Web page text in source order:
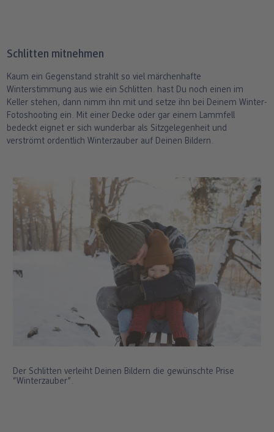
Schlitten mitnehmen
Kaum ein Gegenstand strahlt so viel märchenhafte
Winterstimmung aus wie ein Schlitten. hast Du noch einen im
Keller stehen, dann nimm ihn mit und setze ihn bei Deinem Winter-
Fotoshooting ein. Mit einer Decke oder gar einem Lammfell
bedeckt eignet er sich wunderbar als Sitzgelegenheit und
verströmt ordentlich Winterzauber auf Deinen Bildern.
Der Schlitten verleiht Deinen Bildern die gewünschte Prise
“Winterzauber”.